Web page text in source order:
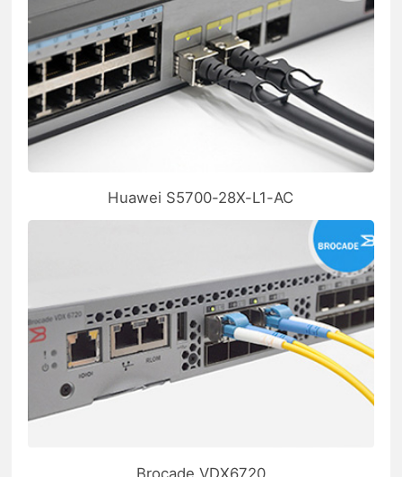
Huawei S5700-28X-L1-AC